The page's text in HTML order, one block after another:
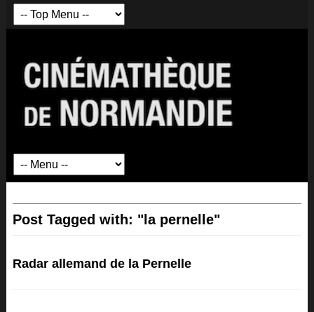
Post Tagged with: "la pernelle"
Radar allemand de la Pernelle